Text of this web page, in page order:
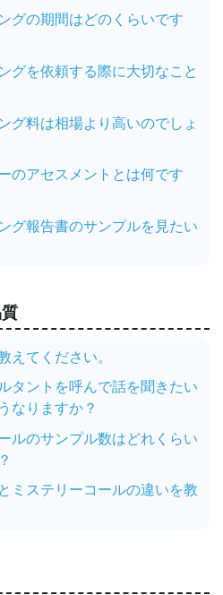
グの期間はどのくらいです
グを依頼する際に大切なこと
グ料は相場より高いのでしょ
のアセスメントとは何です
グ報告書のサンプルを見たい
えてください。
タントを呼んで話を聞きたい
なりますか？
ルのサンプル数はどれくらい
ミステリーコールの違いを教